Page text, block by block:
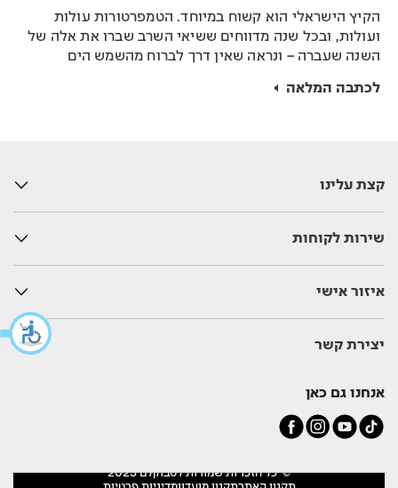
הקיץ הישראלי הוא קשוח במיוחד. הטמפרטורות עולות
ועולות, ובכל שנה מדווחים ששיאי השרב שברו את אלה של
השנה שעברה – ונראה שאין דרך לברוח מהשמש הים
לחשיפה לשמש יש גם השלכות משמעותיות גם על הגוף
לכתבה המלאה
קצת עלינו
שירות לקוחות
איזור אישי
יצירת קשר
אנחנו גם כאן
© כל הזכויות שמורות לסבוקלם 2025